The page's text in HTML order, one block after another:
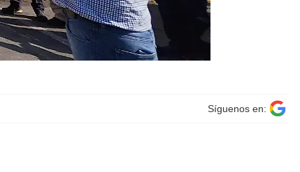
Síguenos en: